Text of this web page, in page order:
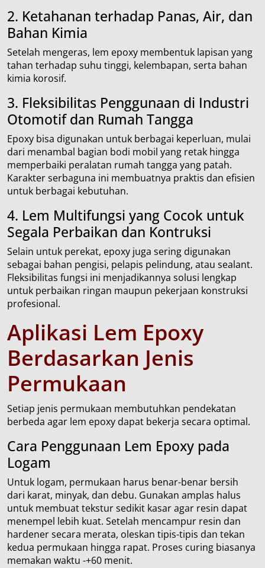
2. Ketahanan terhadap Panas, Air, dan
Bahan Kimia
Setelah mengeras, lem epoxy membentuk lapisan yang
tahan terhadap suhu tinggi, kelembapan, serta bahan
kimia korosif.
3. Fleksibilitas Penggunaan di Industri
Otomotif dan Rumah Tangga
Epoxy bisa digunakan untuk berbagai keperluan, mulai
dari menambal bagian bodi mobil yang retak hingga
memperbaiki peralatan rumah tangga yang patah.
Karakter serbaguna ini membuatnya praktis dan efisien
untuk berbagai kebutuhan.
4. Lem Multifungsi yang Cocok untuk
Segala Perbaikan dan Kontruksi
Selain untuk perekat, epoxy juga sering digunakan
sebagai bahan pengisi, pelapis pelindung, atau sealant.
Fleksibilitas fungsi ini menjadikannya solusi lengkap
untuk perbaikan ringan maupun pekerjaan konstruksi
profesional.
Aplikasi Lem Epoxy
Berdasarkan Jenis
Permukaan
Setiap jenis permukaan membutuhkan pendekatan
berbeda agar lem epoxy dapat bekerja secara optimal.
Cara Penggunaan Lem Epoxy pada
Logam
Untuk logam, permukaan harus benar-benar bersih
dari karat, minyak, dan debu. Gunakan amplas halus
untuk membuat tekstur sedikit kasar agar resin dapat
menempel lebih kuat. Setelah mencampur resin dan
hardener secara merata, oleskan tipis-tipis dan tekan
kedua permukaan hingga rapat. Proses curing biasanya
memakan waktu -+60 menit.